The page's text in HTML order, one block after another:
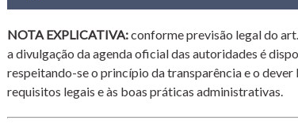
NOTA EXPLICATIVA:conforme previsão legal do
a divulgação da agenda oficial das autoridades é
respeitando-se o princípio da transparência e o
requisitos legais e às boas práticas administrativas.